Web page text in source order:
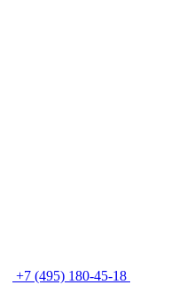
+7 (495) 180-45-18